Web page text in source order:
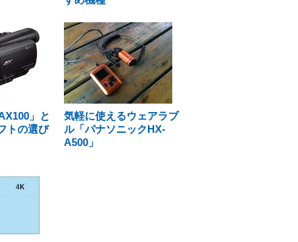
」と
トの選び
気軽に使えるウェアラブ
ル「パナソニックHX-
A500」